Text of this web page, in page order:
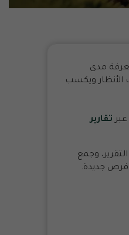
مدى
الأنظار ويكسب
تقارير
وجمع
فرص جديدة.